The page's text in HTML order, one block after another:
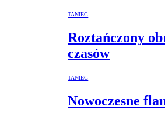
TANIEC
Roztańczony
czasów
TANIEC
Nowoczesne